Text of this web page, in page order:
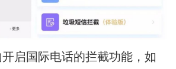
启国际电话的拦截功能，如